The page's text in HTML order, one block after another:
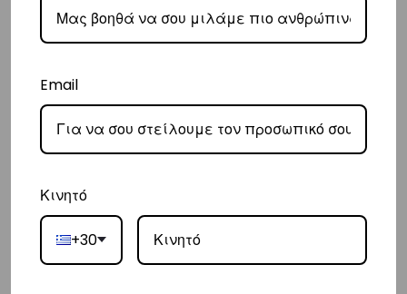
παράδοσή σας.
ημέρες.
– Τα έξοδα αποστολής για όλο τον υπόλοιπο κόσμο είναι στα€35
παράδοσή σας.
– Οι χρόνοι παράδοσης κυμαίνονται συνήθως από 3-10 εργάσιμες
ημέρες.
Email
Κινητό
+30